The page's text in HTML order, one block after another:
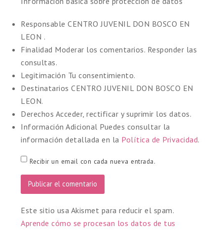
Responsable CENTRO JUVENIL DON BOSCO EN
LEON .
Finalidad Moderar los comentarios. Responder las
consultas.
Legitimación Tu consentimiento.
Destinatarios CENTRO JUVENIL DON BOSCO EN
LEON.
Derechos Acceder, rectificar y suprimir los datos.
Información Adicional Puedes consultar la
información detallada en la Política de Privacidad.
Recibir un email con cada nueva entrada.
Este sitio usa Akismet para reducir el spam.
Aprende cómo se procesan los datos de tus